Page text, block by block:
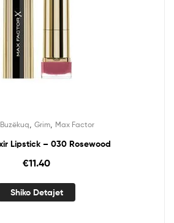
Buzëkuq Grim Max Factor
Colour Elixir Lipstick – 030 Rosewood
€11.40
Shiko Detajet